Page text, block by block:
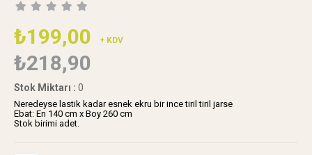
₺199,00 + KDV
₺218,90
Stok Miktarı : 0
Neredeyse lastik kadar esnek ekru bir ince tiril tiril jarse
Ebat: En 140 cm x Boy 260 cm
Stok birimi adet.